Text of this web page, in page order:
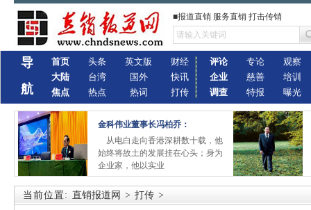
■报道直销 服务直销 打击传销
导
航
首页
大陆
焦点
头条
台湾
热点
英文版
国外
热词
财经
快讯
打传
评论
企业
调查
专论
慈善
特报
观察
培训
曝光
金科伟业董事长冯柏乔：
从电白走向香港深耕数十载，他
始终将故土的发展挂在心头；身为
企业家，他以实业
当前位置: 直销报道网 > 打传 >